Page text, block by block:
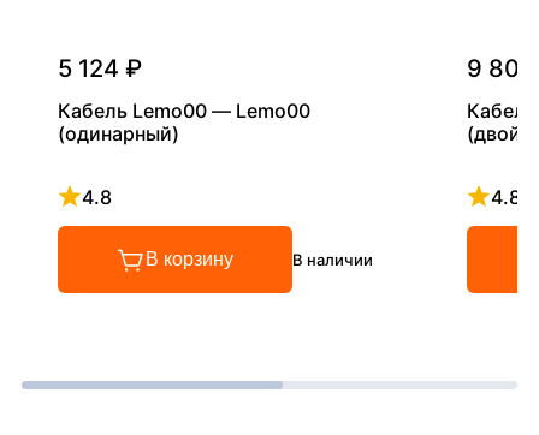
5 124 ₽
Кабель Lemo00 — Lemo00
(одинарный)
4.8
Рейтинг 4.8 из 5
В корзину В наличии
9
4.8